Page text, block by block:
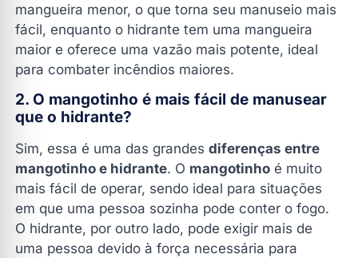
mangueira menor, o que torna seu manuseio mais
fácil, enquanto o hidrante tem uma mangueira
maior e oferece uma vazão mais potente, ideal
para combater incêndios maiores.
2. O mangotinho é mais fácil de manusear
que o hidrante?
Sim, essa é uma das grandes diferenças entre
mangotinho e hidrante. O mangotinho é muito
mais fácil de operar, sendo ideal para situações
em que uma pessoa sozinha pode conter o fogo.
O hidrante, por outro lado, pode exigir mais de
uma pessoa devido à força necessária para